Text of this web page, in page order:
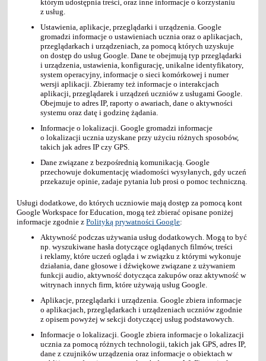
którym udostępnia treści, oraz inne informacje o korzystaniu
z usług.
Ustawienia, aplikacje, przeglądarki i urządzenia. Google
gromadzi informacje o ustawieniach ucznia oraz o aplikacjach,
przeglądarkach i urządzeniach, za pomocą których uzyskuje
on dostęp do usług Google. Dane te obejmują typ przeglądarki
i urządzenia, ustawienia, konfigurację, unikalne identyfikatory,
system operacyjny, informacje o sieci komórkowej i numer
wersji aplikacji. Zbieramy też informacje o interakcjach
aplikacji, przeglądarek i urządzeń uczniów z usługami Google.
Obejmuje to adres IP, raporty o awariach, dane o aktywności
systemu oraz datę i godzinę żądania.
Informacje o lokalizacji. Google gromadzi informacje
o lokalizacji ucznia uzyskane przy użyciu różnych sposobów,
takich jak adres IP czy GPS.
Dane związane z bezpośrednią komunikacją. Google
przechowuje dokumentację wiadomości wysyłanych, gdy uczeń
przekazuje opinie, zadaje pytania lub prosi o pomoc techniczną.
Usługi dodatkowe, do których uczniowie mają dostęp za pomocą kont
Google Workspace for Education, mogą też zbierać opisane poniżej
informacje zgodnie zPolityką prywatności Google:
Aktywność podczas używania usług dodatkowych. Mogą to być
np. wyszukiwane hasła dotyczące oglądanych filmów, treści
i reklamy, które uczeń ogląda i w związku z którymi wykonuje
działania, dane głosowe i dźwiękowe związane z używaniem
funkcji audio, aktywność dotycząca zakupów oraz aktywność w
witrynach innych firm, które używają usług Google.
Aplikacje, przeglądarki i urządzenia. Google zbiera informacje
o aplikacjach, przeglądarkach i urządzeniach uczniów zgodnie
z opisem powyżej w sekcji dotyczącej usług podstawowych.
Informacje o lokalizacji. Google zbiera informacje o lokalizacji
ucznia za pomocą różnych technologii, takich jak GPS, adres IP,
dane z czujników urządzenia oraz informacje o obiektach w